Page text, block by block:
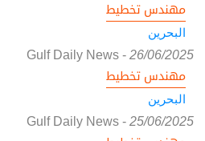
مهندس تخطيط
البحرين
Gulf Daily News- 26/06/2025
مهندس تخطيط
البحرين
Gulf Daily News- 25/06/2025